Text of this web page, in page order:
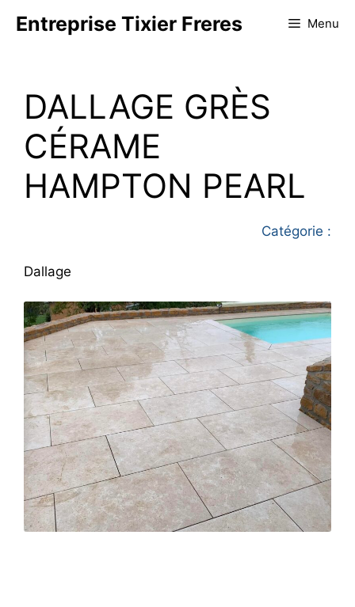
Entreprise Tixier Freres Menu
DALLAGE GRÈS
CÉRAME
HAMPTON PEARL
Catégorie :
Dallage